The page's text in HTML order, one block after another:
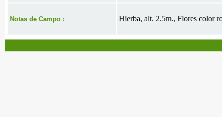
Notas de Campo : Hierba, alt. 2.5m., Flores color